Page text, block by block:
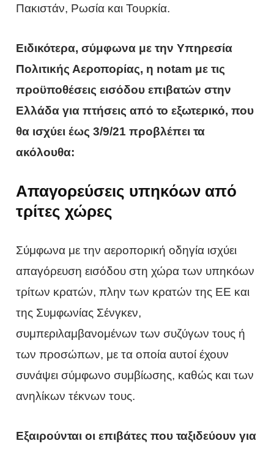
Πακιστάν, Ρωσία και Τουρκία.
Ειδικότερα, σύμφωνα με την Υπηρεσία
Πολιτικής Αεροπορίας, η notam με τις
προϋποθέσεις εισόδου επιβατών στην
Ελλάδα για πτήσεις από το εξωτερικό, που
θα ισχύει έως 3/9/21 προβλέπει τα
ακόλουθα:
Απαγορεύσεις υπηκόων από
τρίτες χώρες
Σύμφωνα με την αεροπορική οδηγία ισχύει
απαγόρευση εισόδου στη χώρα των υπηκόων
τρίτων κρατών, πλην των κρατών της ΕΕ και
της Συμφωνίας Σένγκεν,
συμπεριλαμβανομένων των συζύγων τους ή
των προσώπων, με τα οποία αυτοί έχουν
συνάψει σύμφωνο συμβίωσης, καθώς και των
ανηλίκων τέκνων τους.
Εξαιρούνται οι επιβάτες που ταξιδεύουν για